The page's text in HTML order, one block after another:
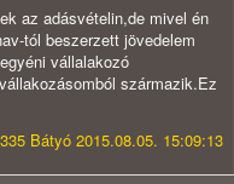
az adásvételin,de mivel én
tól beszerzett jövedelem
vállalakozó
származik.Ez
Bátyó 2015.08.05. 15:09:13